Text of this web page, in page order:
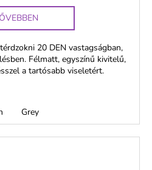
20 DEN vastagságban,
Félmatt, egyszínű kivitelű,
a tartósabb viseletért.
Grey